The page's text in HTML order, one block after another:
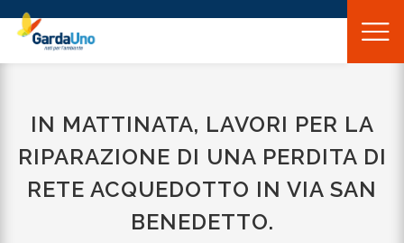
Gardauno
Spa
IN MATTINATA, LAVORI PER LA
RIPARAZIONE DI UNA PERDITA DI
RETE ACQUEDOTTO IN VIA SAN
BENEDETTO.